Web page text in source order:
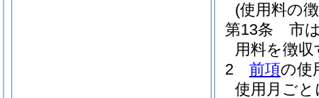
(使用料の
第13条
市
用料を徴
2
前項の使
使用月ご